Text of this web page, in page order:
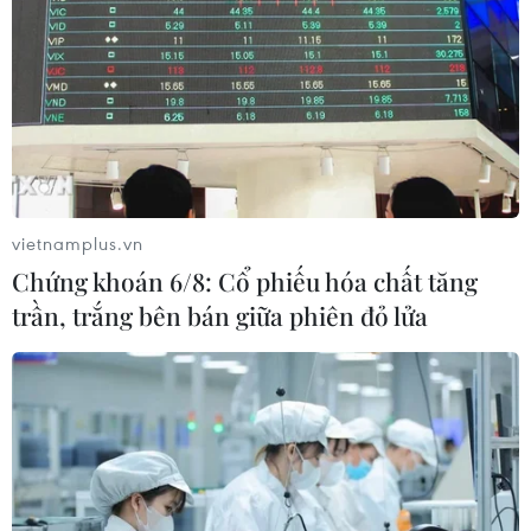
châu Á vẫn đổ sang châu Âu
05/08/2026 23:27
Đâm dao ở trung tâm London, một
nữ nghi phạm bị bắt giữ
Công an Lào Cai kịp thời cứu nạn, hỗ
trợ người dân trong tình huống khẩn
05/08/2026 10:10
Hơn 100 người thiệt mạng trong mùa
vietnamplus.vn
Chứng khoán 6/8: Cổ phiếu hóa chất tăng
trần, trắng bên bán giữa phiên đỏ lửa